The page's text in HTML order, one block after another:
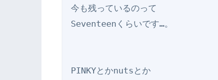
今も残っているのって
Seventeenくらいです…。
PINKYとかnutsとか